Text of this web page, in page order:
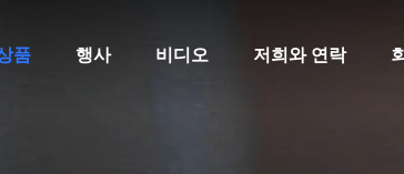
품 행사 비디오 저희와 연락